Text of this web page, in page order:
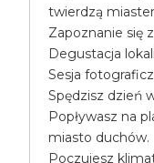
twierdzą
Zapoznanie się
Degustacja
Sesja
Spędzisz dzień
Popływasz na
miasto duchów.
Poczujesz